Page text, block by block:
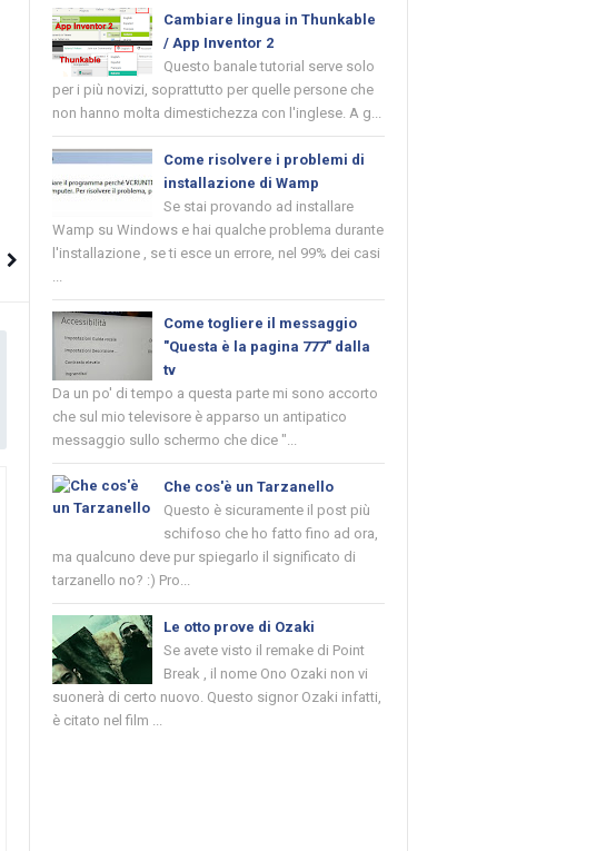
Cambiare lingua in Thunkable
/ App Inventor 2
Questo banale tutorial serve solo
per i più novizi, soprattutto per quelle persone che
non hanno molta dimestichezza con l'inglese. A g...
Come risolvere i problemi di
installazione di Wamp
Se stai provando ad installare
Wamp su Windows e hai qualche problema durante
l'installazione , se ti esce un errore, nel 99% dei casi
...
Come togliere il messaggio
"Questa è la pagina 777" dalla
tv
Da un po' di tempo a questa parte mi sono accorto
che sul mio televisore è apparso un antipatico
messaggio sullo schermo che dice "...
Che cos'è un Tarzanello
Questo è sicuramente il post più
schifoso che ho fatto fino ad ora,
ma qualcuno deve pur spiegarlo il significato di
tarzanello no? :) Pro...
Le otto prove di Ozaki
Se avete visto il remake di Point
Break , il nome Ono Ozaki non vi
suonerà di certo nuovo. Questo signor Ozaki infatti,
è citato nel film ...